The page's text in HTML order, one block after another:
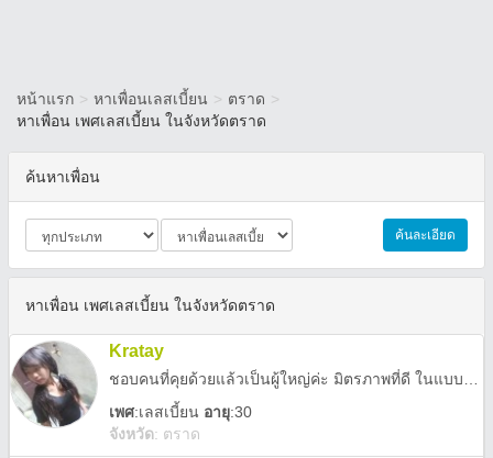
หน้าแรก > หาเพื่อนเลสเบี้ยน > ตราด >
หาเพื่อน เพศเลสเบี้ยน ในจังหวัดตราด
ค้นหาเพื่อน
ค้นละเอียด
หาเพื่อน เพศเลสเบี้ยน ในจังหวัดตราด
Kratay
เพศ:เลสเบี้ยน อายุ:30
จังหวัด: ตราด